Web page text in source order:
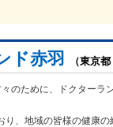
ド赤羽 （東京都
のために、ドクターラ
り、地域の皆様の健康